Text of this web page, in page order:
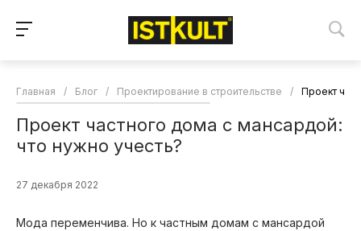
Главная / Блог / Проектирование в строительстве / Проект
Проект частного дома с мансардой:
что нужно учесть?
27 декабря 2022
Мода переменчива. Но к частным домам с мансардой